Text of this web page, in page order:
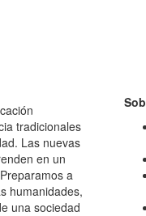
tradicionales
Las nuevas
en un
a
humanidades,
una sociedad